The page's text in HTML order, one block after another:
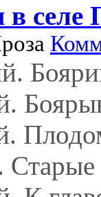
селе